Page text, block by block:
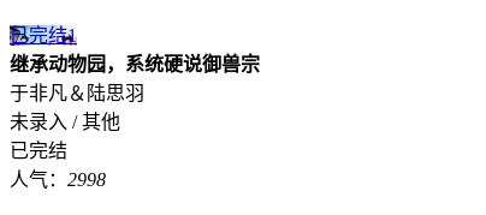
已完结1
继承动物园，系统硬说御兽宗
于非凡＆陆思羽
未录入 / 其他
已完结
人气： 2998